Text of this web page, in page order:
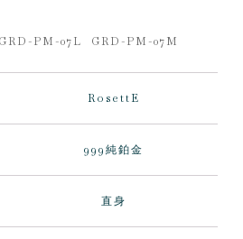
GRD-PM-07L GRD-PM-07M
RosettE
999純鉑金
直身